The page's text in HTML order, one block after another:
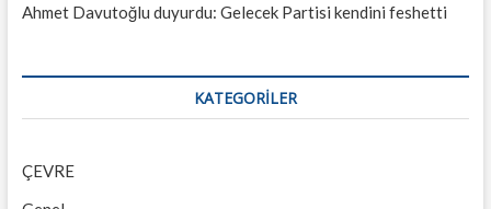
Ahmet Davutoğlu duyurdu: Gelecek Partisi kendini feshetti
KATEGORILER
ÇEVRE